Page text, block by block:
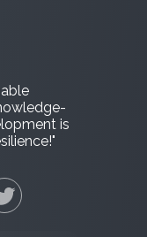
is